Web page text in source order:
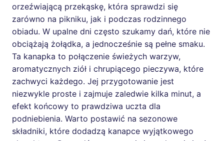
orzeźwiającą przekąskę, która sprawdzi się
zarówno na pikniku, jak i podczas rodzinnego
obiadu. W upalne dni często szukamy dań, które nie
obciążają żołądka, a jednocześnie są pełne smaku.
Ta kanapka to połączenie świeżych warzyw,
aromatycznych ziół i chrupiącego pieczywa, które
zachwyci każdego. Jej przygotowanie jest
niezwykle proste i zajmuje zaledwie kilka minut, a
efekt końcowy to prawdziwa uczta dla
podniebienia. Warto postawić na sezonowe
składniki, które dodadzą kanapce wyjątkowego